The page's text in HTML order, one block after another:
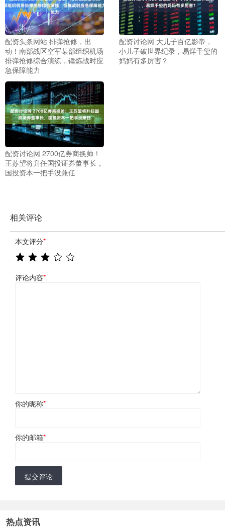
配资头条网站 排弹抢修，出
动！南部战区空军某部组织机场
排弹抢修综合演练，锤炼战时应
急保障能力
配资讨论网 大儿子百亿影帝，
小儿子破世界纪录，易烊千玺的
妈妈有多厉害？
配资讨论网 2700亿券商换帅！
王苏望将升任国投证券董事长，
国投资本一把手没兼任
相关评论
本文评分*
评论内容*
你的昵称*
你的邮箱*
提交评论
热点资讯